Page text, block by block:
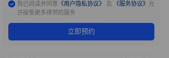
我已阅读并同意 《用户隐私协议》 及 《服务协议》 允
许接受更多律师的服务
立即预约